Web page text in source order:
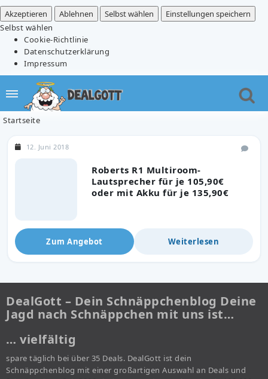
Akzeptieren
Ablehnen Selbst wählen
Einstellungen speichern
Selbst wählen
Cookie-Richtlinie
Datenschutzerklärung
Impressum
Startseite
Roberts R1 Multiroom-
Lautsprecher für je 105,90€
oder mit Akku für je 135,90€
12. Juni 2018
Zum Angebot Weiterlesen
DealGott – Dein Schnäppchenblog Deine
Jagd nach Schnäppchen mit uns ist…
… vielfältig
spare täglich bei über 35 Deals. DealGott ist dein
Schnäppchenblog mit einer großartigen Auswahl an Deals und